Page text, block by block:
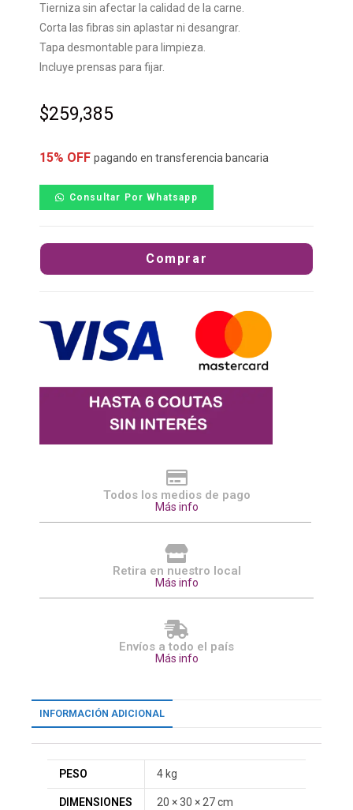
Tierniza sin afectar la calidad de la carne.
Corta las fibras sin aplastar ni desangrar.
Tapa desmontable para limpieza.
Incluye prensas para fijar.
$259,385
15% OFF pagando en transferencia bancaria
Consultar Por Whatsapp
Comprar
Todos los medios de pago
Más info
Retira en nuestro local
Más info
Envíos a todo el país
Más info
INFORMACIÓN ADICIONAL
PESO 4 kg
DIMENSIONES 20 × 30 × 27 cm